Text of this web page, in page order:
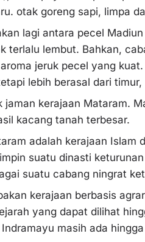
otak goreng sapi, limpa
lagi antara pecel
terlalu lembut. Bahkan,
jeruk pecel yang
lebih berasal dari
jaman kerajaan Mataram.
kacang tanah terbesar.
adalah kerajaan Islam
suatu dinasti
suatu cabang ningrat
kerajaan berbasis
yang dapat dilihat
masih ada